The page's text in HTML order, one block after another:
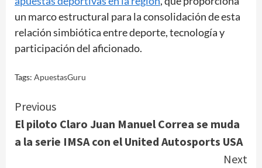
un marco estructural para la consolidación de esta
relación simbiótica entre deporte, tecnología y
participación del aficionado.
Tags: ApuestasGuru
Continue
Reading
Previous
El piloto Claro Juan Manuel Correa se muda
a la serie IMSA con el United Autosports USA
Next